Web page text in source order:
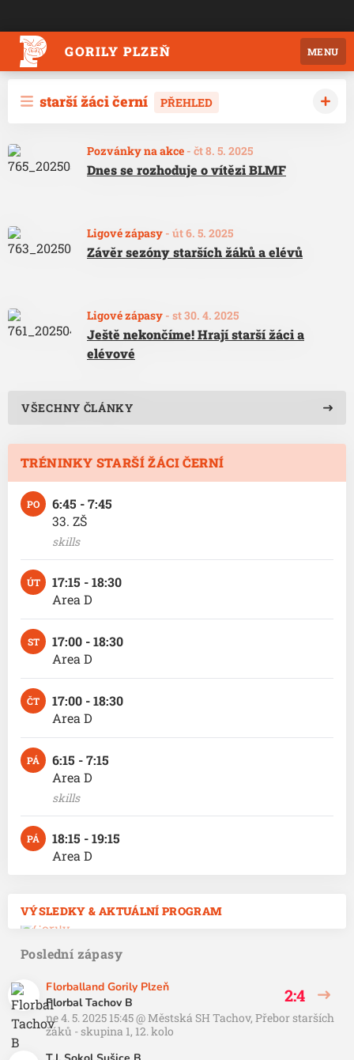
GORILY PLZEŇ MENU
starší žáci černí PŘEHLED
Pozvánky na akce - čt 8. 5. 2025
Dnes se rozhoduje o vítězi BLMF
Ligové zápasy - út 6. 5. 2025
Závěr sezóny starších žáků a elévů
Ligové zápasy - st 30. 4. 2025
Ještě nekončíme! Hrají starší žáci a
elévové
VŠECHNY ČLÁNKY
TRÉNINKY STARŠÍ ŽÁCI ČERNÍ
PO
6:45 - 7:45
33. ZŠ
skills
ÚT
17:15 - 18:30
Area D
ST
17:00 - 18:30
Area D
ČT
17:00 - 18:30
Area D
PÁ
6:15 - 7:15
Area D
skills
PÁ
18:15 - 19:15
Area D
VÝSLEDKY & AKTUÁLNÍ PROGRAM
Poslední zápasy
Florballand Gorily Plzeň
Florbal Tachov B
2:4
ne 4. 5. 2025 15:45@Městská SH Tachov, Přebor starších
žáků - skupina 1, 12. kolo